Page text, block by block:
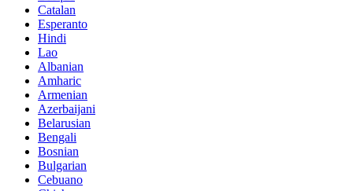
Catalan
Esperanto
Hindi
Lao
Albanian
Amharic
Armenian
Azerbaijani
Belarusian
Bengali
Bosnian
Bulgarian
Cebuano